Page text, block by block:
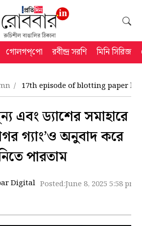
গোলগপ্‌পো রবীন্দ্র সরণি মিনি সিরিজ
17th episode of blotting paper
এবং ড্যাশের সমাহারে
গ্যাং’ও অনুবাদ করে
পারতাম
Digital Posted:June 8, 2025 5:58 pm